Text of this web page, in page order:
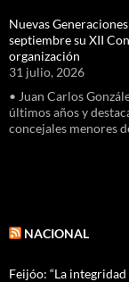
Nuevas
septiembre su XII
organización
31 julio, 2026
• Juan Carlos
últimos años y
concejales menores
NACIONAL
Feijóo: “La